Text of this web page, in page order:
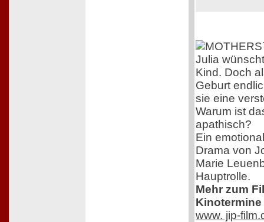
Julia
Kind. Doch
Geburt
sie eine
Warum ist
apathisch?
Ein
Drama von
Marie
Hauptrolle.
Mehr zum
www. jip-